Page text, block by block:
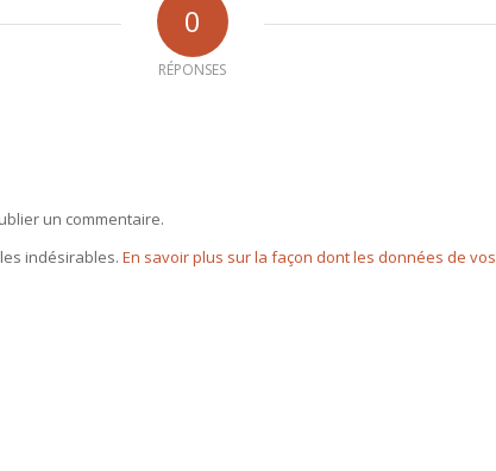
0
RÉPONSES
un commentaire.
indésirables. En savoir plus sur la façon dont les données de vos